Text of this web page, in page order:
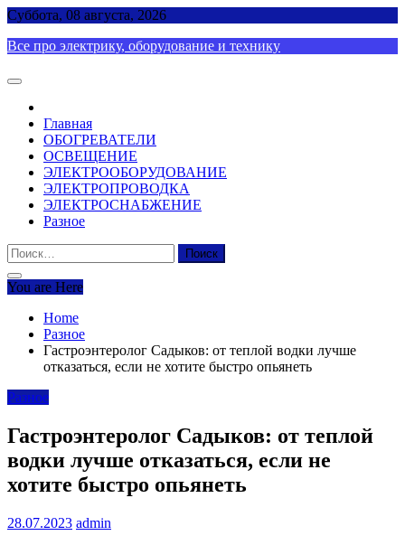
Skip
content
Суббота, 08 августа, 2026
Все про электрику, оборудование и технику
Главная
ОБОГРЕВАТЕЛИ
ОСВЕЩЕНИЕ
ЭЛЕКТРООБОРУДОВАНИЕ
ЭЛЕКТРОПРОВОДКА
ЭЛЕКТРОСНАБЖЕНИЕ
Разное
Найти:
You are Here
Home
Разное
Гастроэнтеролог Садыков: от теплой водки лучше
отказаться, если не хотите быстро опьянеть
Разное
Гастроэнтеролог Садыков: от теплой
водки лучше отказаться, если не
хотите быстро опьянеть
28.07.2023 admin